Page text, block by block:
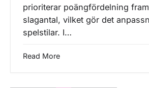
prioriterar poängfördelning
slagantal, vilket gör det
spelstilar. I…
Read More